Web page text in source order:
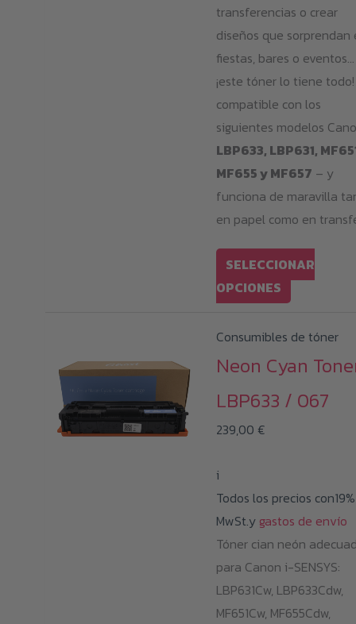
transferencias o crear
diseños que sorprendan
fiestas, bares o eventos…
¡este tóner lo tiene todo!
compatible con los
siguientes modelos
LBP633, LBP631,
MF655 y MF657 – y
funciona de maravilla
en papel como en
SELECCIONAR
OPCIONES
tiene
múltiples
Las
elegir
en
la
página
de
producto
Consumibles de tóner
Neon Cyan
LBP633 / 067
239,00 €
i
Todos los precios con19%
MwSt.y gastos de envío
Tóner cian neón
para Canon i-SENSYS:
LBP631Cw, LBP633Cdw,
MF651Cw, MF655Cdw,